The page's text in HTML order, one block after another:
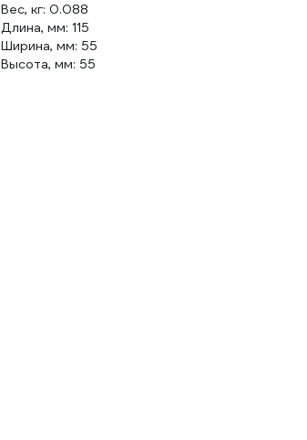
Вес, кг: 0.088
Длина, мм: 115
Ширина, мм: 55
Высота, мм: 55